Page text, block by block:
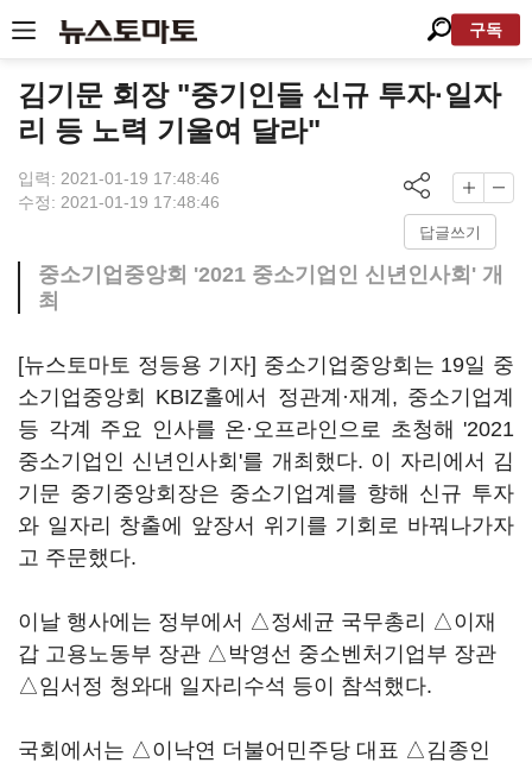
구독
김기문 회장 "중기인들 신규 투자·일자
리 등 노력 기울여 달라"
입력: 2021-01-19 17:48:46
수정: 2021-01-19 17:48:46
답글쓰기
중소기업중앙회 '2021 중소기업인 신년인사회' 개
최
[뉴스토마토 정등용 기자] 중소기업중앙회는 19일 중
소기업중앙회 KBIZ홀에서 정관계·재계, 중소기업계
등 각계 주요 인사를 온·오프라인으로 초청해 '2021
중소기업인 신년인사회'를 개최했다. 이 자리에서 김
기문 중기중앙회장은 중소기업계를 향해 신규 투자
와 일자리 창출에 앞장서 위기를 기회로 바꿔나가자
고 주문했다.
이날 행사에는 정부에서 △정세균 국무총리 △이재
갑 고용노동부 장관 △박영선 중소벤처기업부 장관
△임서정 청와대 일자리수석 등이 참석했다.
국회에서는 △이낙연 더불어민주당 대표 △김종인